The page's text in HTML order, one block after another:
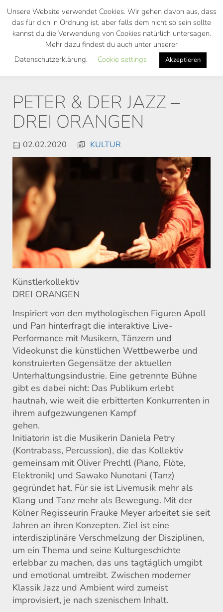
Skip
main
PETER & DER JAZZ –
DREI ORANGEN
02.02.2020 KULTUR
Künstlerkollektiv
DREI ORANGEN
Inspiriert von den mythologischen Figuren Apoll
und Pan hinterfragt die interaktive Live-
Performance mit Musikern, Tänzern und
Videokunst die künstlichen Wettbewerbe und
konstruierten Gegensätze der aktuellen
Unterhaltungsindustrie. Eine getrennte Bühne
gibt es dabei nicht: Das Publikum erlebt
hautnah, wie weit die erbitterten Konkurrenten in
ihrem aufgezwungenen Kampf
gehen.
Initiatorin ist die Musikerin Daniela Petry
(Kontrabass, Percussion), die das Kollektiv
gemeinsam mit Oliver Prechtl (Piano, Flöte,
Elektronik) und Sawako Nunotani (Tanz)
gegründet hat. Für sie ist Livemusik mehr als
Klang und Tanz mehr als Bewegung. Mit der
Kölner Regisseurin Frauke Meyer arbeitet sie seit
Jahren an ihren Konzepten. Ziel ist eine
interdisziplinäre Verschmelzung der Disziplinen,
um ein Thema und seine Kulturgeschichte
erlebbar zu machen, das uns tagtäglich umgibt
und emotional umtreibt. Zwischen moderner
Klassik Jazz und Ambient wird zumeist
improvisiert, je nach szenischem Inhalt.
Unsere Website verwendet Cookies. Wir gehen davon aus, dass
das für dich in Ordnung ist, aber falls dem nicht so sein sollte
kannst du die Verwendung von Cookies natürlich untersagen.
Mehr dazu findest du auch unter unserer
Datenschutzerklärung.
Cookie settings Akzeptieren